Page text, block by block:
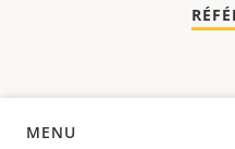
MENU
APERÇU